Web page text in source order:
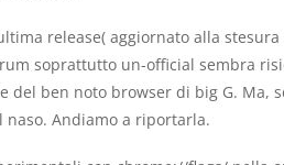
release( aggiornato alla
soprattutto un-official sembra
del ben noto browser di big G. Ma,
naso. Andiamo a riportarla.